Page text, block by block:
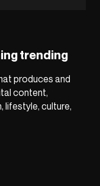
trending
produces and
content,
lifestyle, culture,